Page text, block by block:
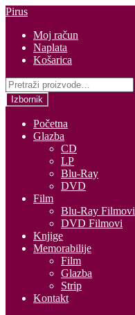
Preskoči
navigaciju
Skoči
sadržaja
Pirus
Moj račun
Naplata
Košarica
Pretraži:
Izbornik
Početna
Glazba
CD
LP
Blu-Ray
DVD
Film
Blu-Ray Filmovi
DVD Filmovi
Knjige
Memorabilije
Film
Glazba
Strip
Kontakt